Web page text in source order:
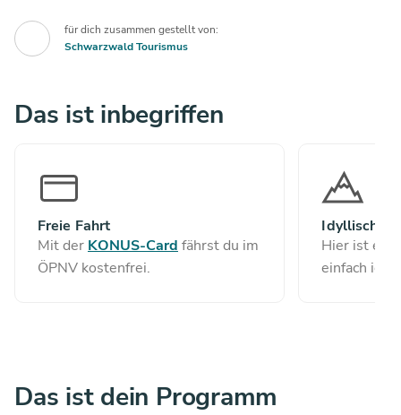
für dich zusammen gestellt von:
Schwarzwald Tourismus
Das ist inbegriffen
Freie Fahrt
Mit der KONUS-Card fährst du im
ÖPNV kostenfrei.
Idyllisch
Hier ist es
einfach
Das ist dein Programm